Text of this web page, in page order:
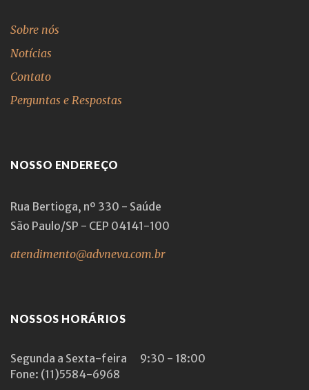
Sobre nós
Notícias
Contato
Perguntas e Respostas
NOSSO ENDEREÇO
Rua Bertioga, nº 330 - Saúde
São Paulo/SP - CEP 04141-100
atendimento@advneva.com.br
NOSSOS HORÁRIOS
Segunda a Sexta-feira
9:30 - 18:00
Fone: (11)5584-6968